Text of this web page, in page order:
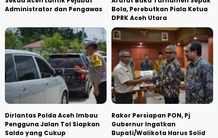
Administrator dan Pengawas
Bola, Perebutkan Piala Ketua
DPRK Aceh Utara
Dirlantas Polda Aceh Imbau
Pengguna Jalan Tol Siapkan
Saldo yang Cukup
Rakor Persiapan PON, Pj
Gubernur Ingatkan
Bupati/Walikota Harus Solid